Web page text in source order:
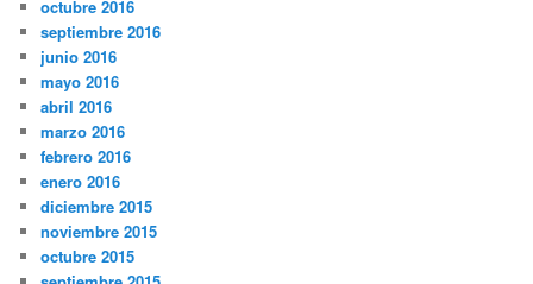
octubre 2016
septiembre 2016
junio 2016
mayo 2016
abril 2016
marzo 2016
febrero 2016
enero 2016
diciembre 2015
noviembre 2015
octubre 2015